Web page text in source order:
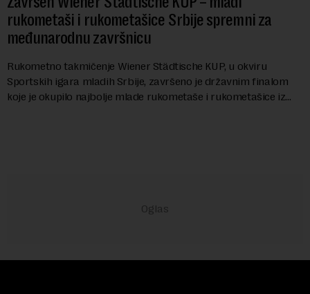
rukometaši i rukometašice Srbije spremni za
međunarodnu završnicu
Rukometno takmičenje Wiener Städtische KUP, u okviru
Sportskih igara mladih Srbije, završeno je državnim finalom
koje je okupilo najbolje mlade rukometaše i rukometašice iz